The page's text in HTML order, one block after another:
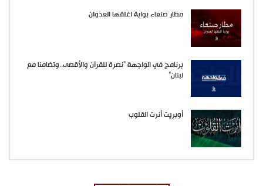
مطار صنعاء بوابة اغلقها العدوان
برنامج في الواجهة “نصرة للقرآن والأقصى..وتضامنا مع
لبنان”
أوبريت أنرت القلوب